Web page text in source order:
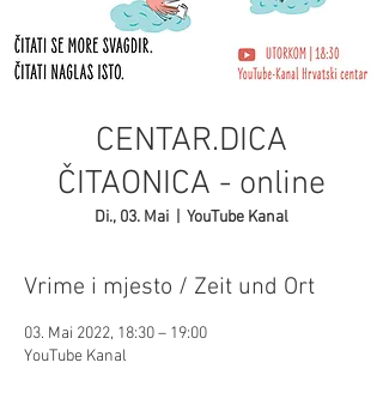
CENTAR.DICA
ČITAONICA - online
Di., 03. Mai YouTube Kanal
Vrime i mjesto / Zeit und Ort
03. Mai 2022, 18:30 – 19:00
YouTube Kanal